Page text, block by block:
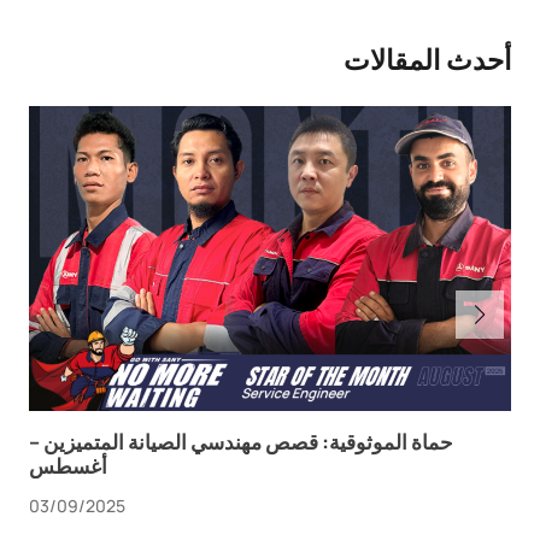
أحدث المقالات
حماة الموثوقية: قصص مهندسي الصيانة المتميزين –
أغسطس
03/09/2025